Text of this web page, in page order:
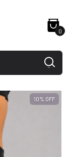
0
10% OFF